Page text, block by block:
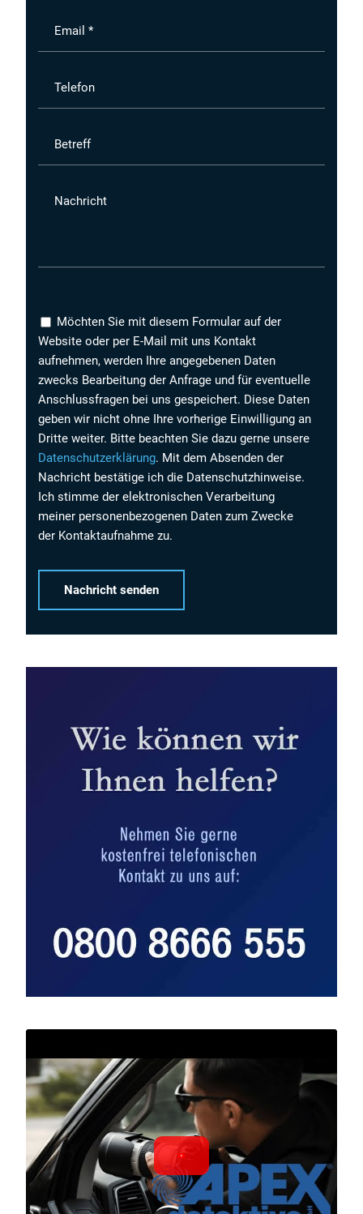
Email *
Telefon
Betreff
Nachricht
Möchten Sie mit diesem Formular auf der
Website oder per E-Mail mit uns Kontakt
aufnehmen, werden Ihre angegebenen Daten
zwecks Bearbeitung der Anfrage und für eventuelle
Anschlussfragen bei uns gespeichert. Diese Daten
geben wir nicht ohne Ihre vorherige Einwilligung an
Dritte weiter. Bitte beachten Sie dazu gerne unsere
Datenschutzerklärung. Mit dem Absenden der
Nachricht bestätige ich die Datenschutzhinweise.
Ich stimme der elektronischen Verarbeitung
meiner personenbezogenen Daten zum Zwecke
der Kontaktaufnahme zu.